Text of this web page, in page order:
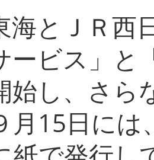
とＪＲ西
ービス」
始し、さら
月15日に